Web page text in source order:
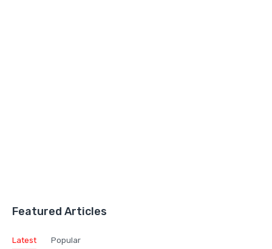
Featured Articles
Latest Popular